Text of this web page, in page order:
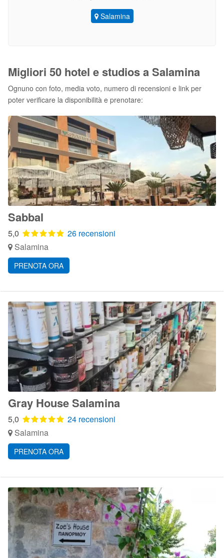
Salamina
Migliori 50 hotel e studios a Salamina
Ognuno con foto, media voto, numero di recensioni e link per
poter verificare la disponibilità e prenotare:
Sabbal
5,0
26 recensioni
Salamina
PRENOTA ORA
Gray House Salamina
5,0
24 recensioni
Salamina
PRENOTA ORA